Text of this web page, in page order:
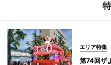
エリア特集
第74回ザ